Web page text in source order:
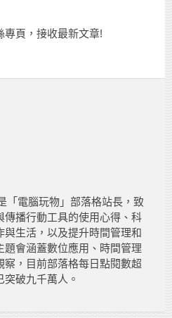
專頁，接收最新文章!
「電腦玩物」部落格站長，致
傳播行動工具的使用心得、科
生活，以及提升時間管理和
題會涵蓋數位應用、時間管理
察，目前部落格每日點閱數超
破九千萬人。